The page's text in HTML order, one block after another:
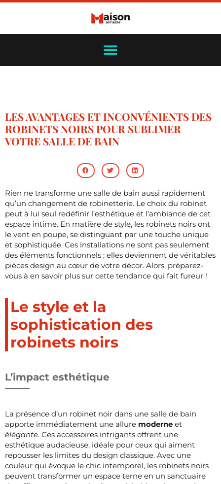
LES AVANTAGES ET INCONVÉNIENTS DES
ROBINETS NOIRS POUR SUBLIMER
VOTRE SALLE DE BAIN
Rien ne transforme une salle de bain aussi rapidement
qu’un changement de robinetterie. Le choix du robinet
peut à lui seul redéfinir l’esthétique et l’ambiance de cet
espace intime. En matière de style, les robinets noirs ont
le vent en poupe, se distinguant par une touche unique
et sophistiquée. Ces installations ne sont pas seulement
des éléments fonctionnels ; elles deviennent de véritables
pièces design au cœur de votre décor. Alors, préparez-
vous à en savoir plus sur cette tendance qui fait fureur !
Le style et la
sophistication des
robinets noirs
L’impact esthétique
La présence d’un robinet noir dans une salle de bain
apporte immédiatement une allure moderne et
élégante. Ces accessoires intrigants offrent une
esthétique audacieuse, idéale pour ceux qui aiment
repousser les limites du design classique. Avec une
couleur qui évoque le chic intemporel, les robinets noirs
peuvent transformer un espace terne en un sanctuaire